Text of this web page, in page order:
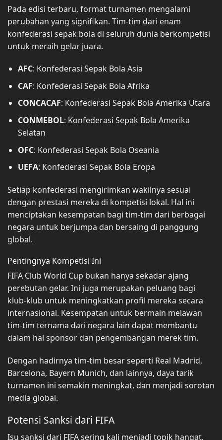
Pada edisi terbaru, format turnamen mengalami
perubahan yang signifikan. Tim-tim dari enam
konfederasi sepak bola di seluruh dunia berkompetisi
untuk meraih gelar juara.
AFC: Konfederasi Sepak Bola Asia
CAF: Konfederasi Sepak Bola Afrika
CONCACAF: Konfederasi Sepak Bola Amerika Utara
CONMEBOL: Konfederasi Sepak Bola Amerika
Selatan
OFC: Konfederasi Sepak Bola Oseania
UEFA: Konfederasi Sepak Bola Eropa
Setiap konfederasi mengirimkan wakilnya sesuai
dengan prestasi mereka di kompetisi lokal. Hal ini
menciptakan kesempatan bagi tim-tim dari berbagai
negara untuk berjumpa dan bersaing di panggung
global.
Pentingnya Kompetisi Ini
FIFA Club World Cup bukan hanya sekadar ajang
perebutan gelar. Ini juga merupakan peluang bagi
klub-klub untuk meningkatkan profil mereka secara
internasional. Kesempatan untuk bermain melawan
tim-tim ternama dari negara lain dapat membantu
dalam hal sponsor dan pengembangan merek tim.
Dengan hadirnya tim-tim besar seperti Real Madrid,
Barcelona, Bayern Munich, dan lainnya, daya tarik
turnamen ini semakin meningkat, dan menjadi sorotan
media global.
Potensi Sanksi dari FIFA
Isu sanksi dari FIFA sering kali menjadi topik hangat,